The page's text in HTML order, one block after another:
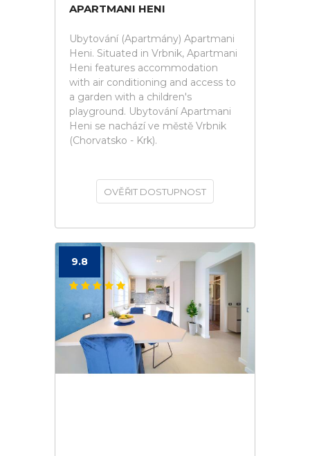
APARTMANI HENI
Ubytování (Apartmány) Apartmani
Heni. Situated in Vrbnik, Apartmani
Heni features accommodation
with air conditioning and access to
a garden with a children's
playground. Ubytování Apartmani
Heni se nachází ve městě Vrbnik
(Chorvatsko - Krk).
OVĚŘIT DOSTUPNOST
9.8